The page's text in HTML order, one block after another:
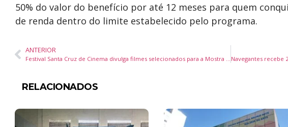
50% do valor do benefício por até 12 meses para quem
de renda dentro do limite estabelecido pelo programa.
ANTERIOR
Festival Santa Cruz de Cinema divulga filmes selecionados para a Mostra Competitiva de 2026
RELACIONADOS